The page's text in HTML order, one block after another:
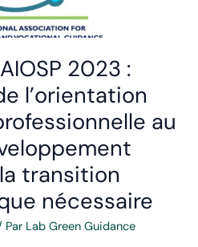
2023 :
l’orientation
au
transition
nécessaire
Par Lab Green Guidance